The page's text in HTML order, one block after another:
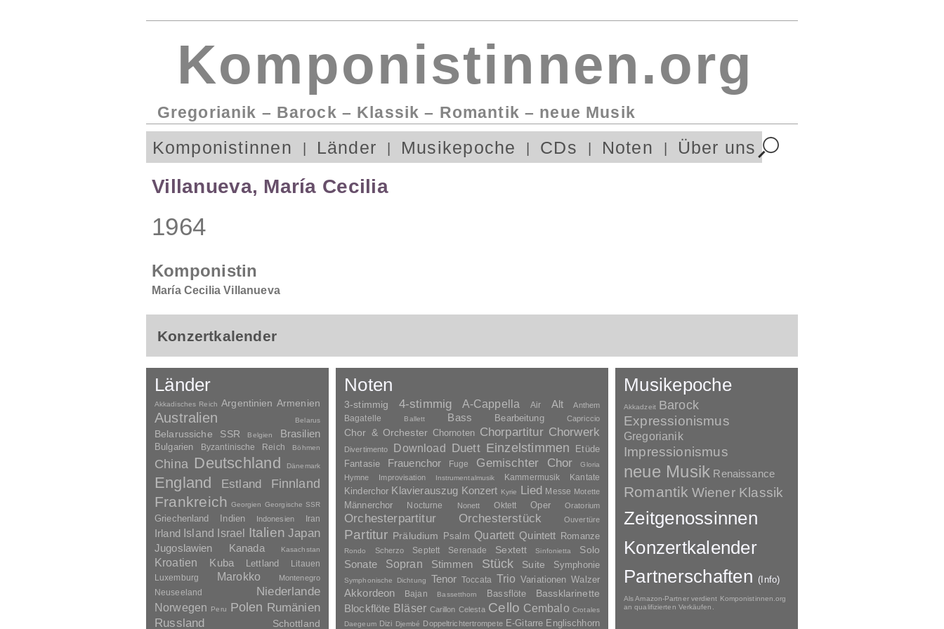
Komponistinnen.org
Gregorianik – Barock – Klassik – Romantik – neue Musik
Komponistinnen Länder Musikepoche CDs Noten Über uns
Villanueva, María Cecilia
1964
Komponistin
María Cecilia Villanueva
Konzertkalender
Länder
Akkadisches Reich Argentinien Armenien
Australien Belarus
Belarussiche SSR Belgien Brasilien
Bulgarien Byzantinische Reich Böhmen
China Deutschland Dänemark
England Estland Finnland
Frankreich Georgien Georgische SSR
Griechenland Indien Indonesien Iran
Irland Island Israel Italien Japan
Jugoslawien Kanada Kasachstan
Kroatien Kuba Lettland
Litauen
Luxemburg
Marokko Montenegro
Neuseeland Niederlande
Norwegen Peru Polen Rumänien
Russland Schottland
Noten
3-stimmig 4-stimmig A-Cappella Air Alt Anthem
Bagatelle Ballett Bass Bearbeitung Capriccio
Chor & Orchester Chornoten Chorpartitur Chorwerk
Divertimento Download Duett Einzelstimmen Etüde
Fantasie Frauenchor Fuge Gemischter Chor Gloria
Hymne Improvisation Instrumentalmusik Kammermusik Kantate
Kinderchor Klavierauszug Konzert Kyrie Lied Messe Motette
Männerchor Nocturne Nonett Oktett Oper Oratorium
Orchesterpartitur Orchesterstück Ouvertüre
Partitur Präludium Psalm Quartett Quintett Romanze
Rondo Scherzo Septett Serenade Sextett Sinfonietta Solo
Sonate Sopran Stimmen Stück Suite Symphonie
Symphonische Dichtung Tenor Toccata Trio Variationen Walzer
Akkordeon Bajan Bassetthorn Bassflöte Bassklarinette
Blockflöte Bläser Carillon Celesta Cello Cembalo Crotales
Daegeum Dizi Djembé Doppeltrichtertrompete E-Gitarre Englischhorn
Musikepoche
Akkadzeit Barock
Expressionismus
Gregorianik
Impressionismus
neue Musik Renaissance
Romantik Wiener Klassik
Zeitgenossinnen
Konzertkalender
Partnerschaften(Info)
Als Amazon-Partner verdient Komponistinnen.org
an qualifizierten Verkäufen.